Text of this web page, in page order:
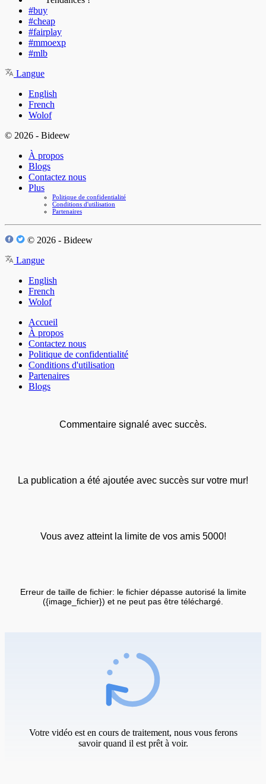
#buy
#cheap
#fairplay
#mmoexp
#mlb
Langue
English
French
Wolof
© 2026 - Bideew
À propos
Blogs
Contactez nous
Plus
Politique de confidentialité
Conditions d'utilisation
Partenaires
© 2026 - Bideew
Langue
English
French
Wolof
Accueil
À propos
Contactez nous
Politique de confidentialité
Conditions d'utilisation
Partenaires
Blogs
Commentaire signalé avec succès.
La publication a été ajoutée avec succès sur votre mur!
Vous avez atteint la limite de vos amis 5000!
Erreur de taille de fichier: le fichier dépasse autorisé la limite
({image_fichier}) et ne peut pas être téléchargé.
Votre vidéo est en cours de traitement, nous vous ferons
savoir quand il est prêt à voir.